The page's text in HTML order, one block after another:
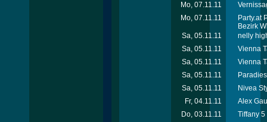
Mo, 07.11.11
Mo, 07.11.11
Party.at
Bezirk
Sa, 05.11.11
nelly
Sa, 05.11.11
Vienna
Sa, 05.11.11
Vienna
Sa, 05.11.11
Sa, 05.11.11
Nivea
Fr, 04.11.11
Alex
Do, 03.11.11
Tiffany